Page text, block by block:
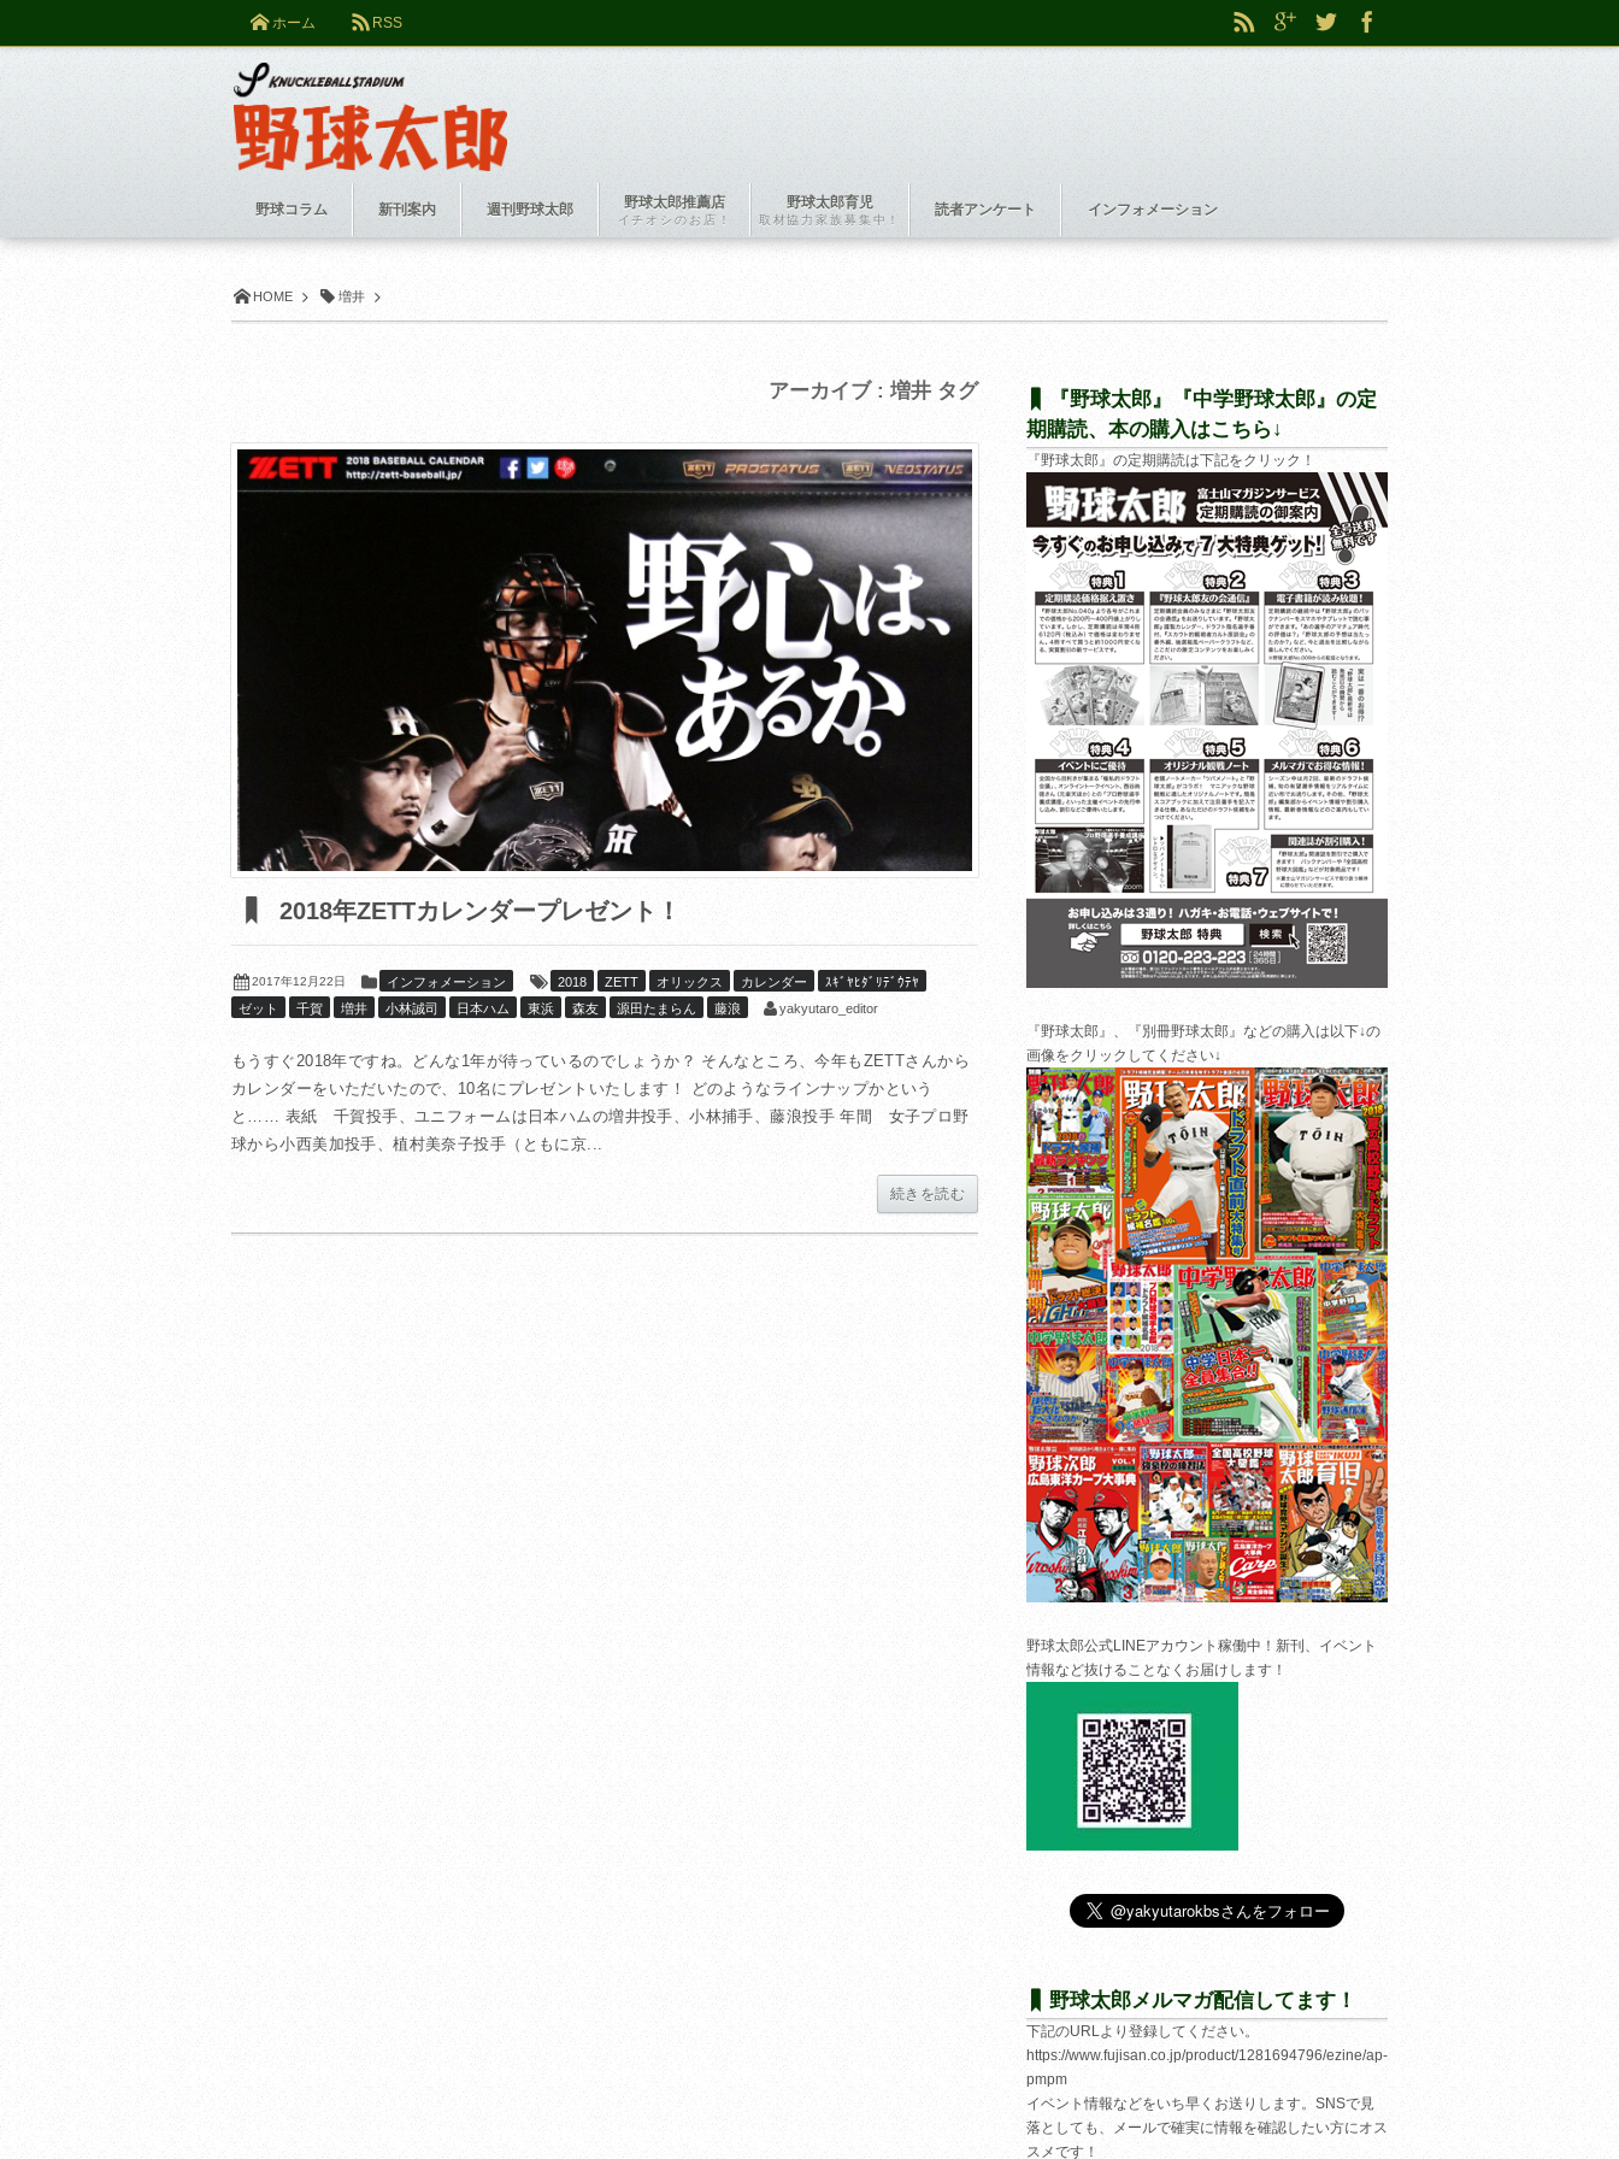
HOME 増井
アーカイブ : 増井 タグ
2018年ZETTカレンダープレゼント！
2017年12月22日 インフォメーション 2018 ZETT オリックス カレンダー
ｽｷﾞﾔﾋﾀﾞﾘﾃﾞｳﾃﾔ
ゼット
千賀 増井 小林誠司 日本ハム 東浜 森友 源田たまらん 藤浪 yakyutaro_editor
もうすぐ2018年ですね。どんな1年が待っているのでしょうか？ そんなところ、今年もZETTさんから
カレンダーをいただいたので、10名にプレゼントいたします！ どのようなラインナップかという
と…… 表紙 千賀投手、ユニフォームは日本ハムの増井投手、小林捕手、藤浪投手 年間 女子プロ野
球から小西美加投手、植村美奈子投手（ともに京...
続きを読む
『野球太郎』『中学野球太郎』の定
期購読、本の購入はこちら↓
『野球太郎』の定期購読は下記をクリック！
『野球太郎』、『別冊野球太郎』などの購入は以下↓の
画像をクリックしてください↓
野球太郎公式LINEアカウント稼働中！新刊、イベント
情報など抜けることなくお届けします！
野球太郎メルマガ配信してます！
下記のURLより登録してください。
https://www.fujisan.co.jp/product/1281694796/ezine/ap-
pmpm
イベント情報などをいち早くお送りします。SNSで見
落としても、メールで確実に情報を確認したい方にオス
スメです！
ホーム RSS
野球コラム 新刊案内 週刊野球太郎 野球太郎推薦店
イチオシのお店！
野球太郎育児
取材協力家族募集中！
読者アンケート インフォメーション